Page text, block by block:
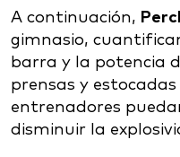
A continuación,
gimnasio,
barra y la potencia
prensas y
entrenadores
disminuir la